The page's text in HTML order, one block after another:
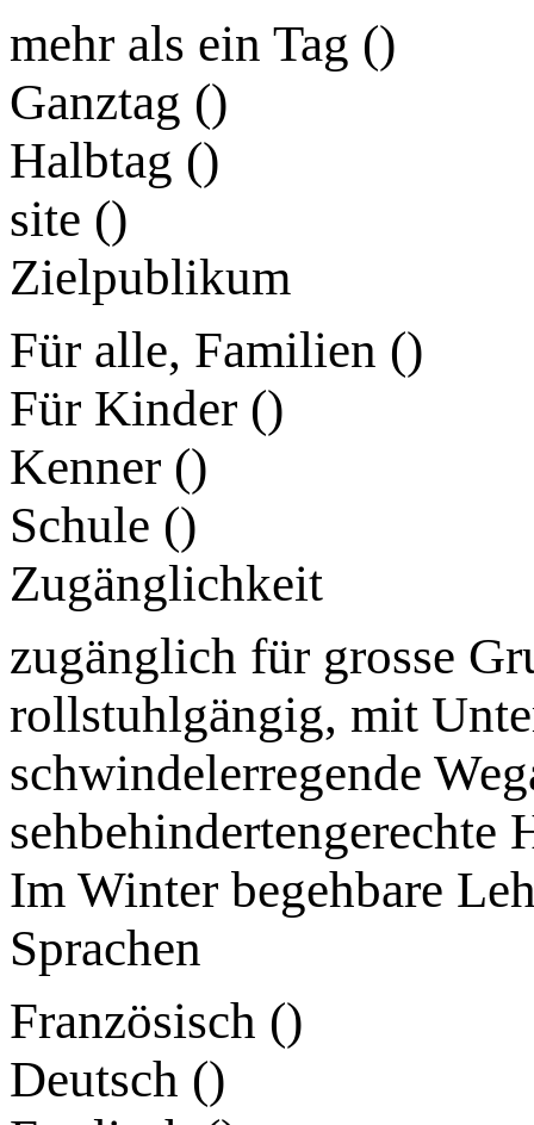
mehr als ein Tag ()
Ganztag ()
Halbtag ()
site ()
Zielpublikum
Für alle, Familien ()
Für Kinder ()
Kenner ()
Schule ()
Zugänglichkeit
zugänglich für grosse
rollstuhlgängig, mit
schwindelerregende
sehbehindertengerechte
Im Winter begehbare
Sprachen
Französisch ()
Deutsch ()